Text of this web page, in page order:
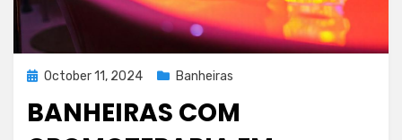
Posted
October 11, 2024 Banheiras
BANHEIRAS COM